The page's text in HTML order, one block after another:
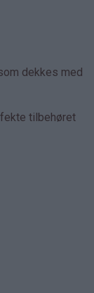
dekkes med
tilbehøret